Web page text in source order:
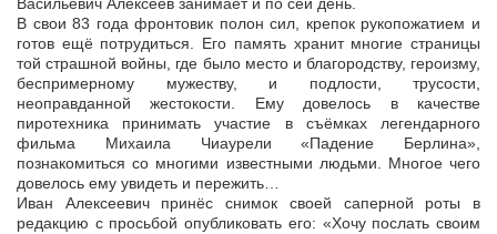
Васильевич Алексеев занимает и по сей день.
В свои 83 года фронтовик полон сил, крепок рукопожатием и
готов ещё потрудиться. Его память хранит многие страницы
той страшной войны, где было место и благородству, героизму,
беспримерному мужеству, и подлости, трусости,
неоправданной жестокости. Ему довелось в качестве
пиротехника принимать участие в съёмках легендарного
фильма Михаила Чиаурели «Падение Берлина»,
познакомиться со многими известными людьми. Многое чего
довелось ему увидеть и пережить…
Иван Алексеевич принёс снимок своей саперной роты в
редакцию с просьбой опубликовать его: «Хочу послать своим